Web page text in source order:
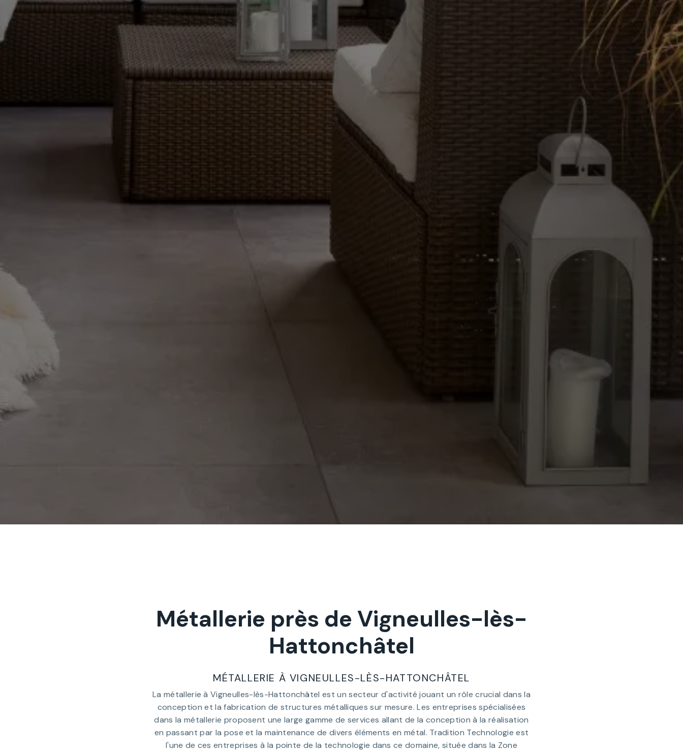
Métallerie près de Vigneulles-lès-
Hattonchâtel
MÉTALLERIE À VIGNEULLES-LÈS-HATTONCHÂTEL
La métallerie à Vigneulles-lès-Hattonchâtel est un secteur d'activité jouant un rôle crucial dans la
conception et la fabrication de structures métalliques sur mesure. Les entreprises spécialisées
dans la métallerie proposent une large gamme de services allant de la conception à la réalisation
en passant par la pose et la maintenance de divers éléments en métal. Tradition Technologie est
l'une de ces entreprises à la pointe de la technologie dans ce domaine, située dans la Zone